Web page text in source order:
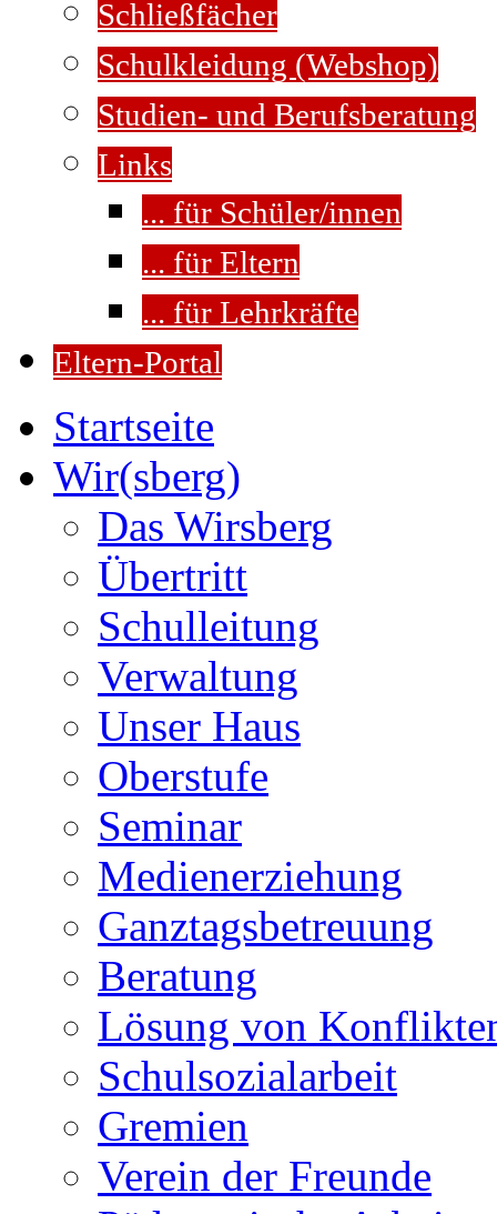
Schließfächer
Schulkleidung (Webshop)
Studien- und Berufsberatung
Links
... für Schüler/innen
... für Eltern
... für Lehrkräfte
Eltern-Portal
Startseite
Wir(sberg)
Das Wirsberg
Übertritt
Schulleitung
Verwaltung
Unser Haus
Oberstufe
Seminar
Medienerziehung
Ganztagsbetreuung
Beratung
Lösung von
Schulsozialarbeit
Gremien
Verein der Freunde